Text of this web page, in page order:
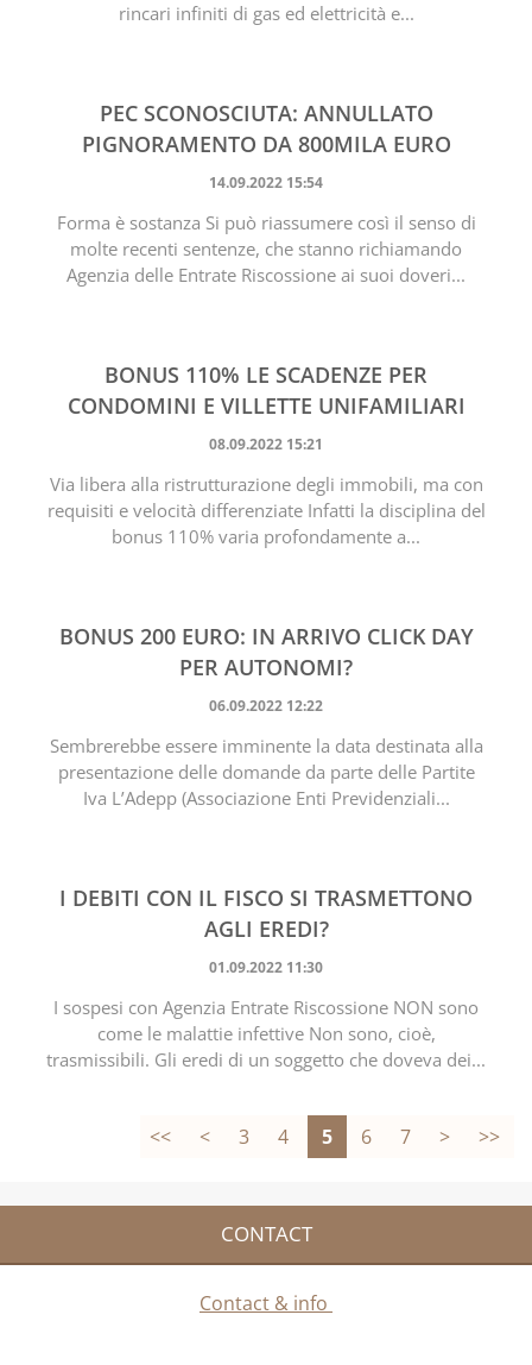
rincari infiniti di gas ed elettricità e...
PEC SCONOSCIUTA: ANNULLATO
PIGNORAMENTO DA 800MILA EURO
14.09.2022 15:54
Forma è sostanza Si può riassumere così il senso di
molte recenti sentenze, che stanno richiamando
Agenzia delle Entrate Riscossione ai suoi doveri...
BONUS 110% LE SCADENZE PER
CONDOMINI E VILLETTE UNIFAMILIARI
08.09.2022 15:21
Via libera alla ristrutturazione degli immobili, ma con
requisiti e velocità differenziate Infatti la disciplina del
bonus 110% varia profondamente a...
BONUS 200 EURO: IN ARRIVO CLICK DAY
PER AUTONOMI?
06.09.2022 12:22
Sembrerebbe essere imminente la data destinata alla
presentazione delle domande da parte delle Partite
Iva L’Adepp (Associazione Enti Previdenziali...
I DEBITI CON IL FISCO SI TRASMETTONO
AGLI EREDI?
01.09.2022 11:30
I sospesi con Agenzia Entrate Riscossione NON sono
come le malattie infettive Non sono, cioè,
trasmissibili. Gli eredi di un soggetto che doveva dei...
<< < 3 4 5 6 7 > >>
CONTACT
Contact & info